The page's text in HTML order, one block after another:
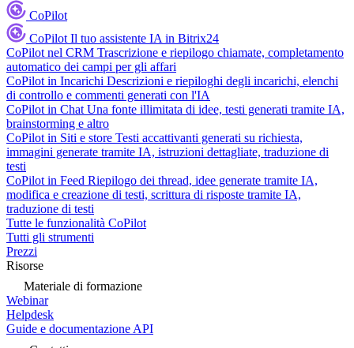
CoPilot
CoPilot Il tuo assistente IA in Bitrix24
CoPilot nel CRM Trascrizione e riepilogo chiamate, completamento
automatico dei campi per gli affari
CoPilot in Incarichi Descrizioni e riepiloghi degli incarichi, elenchi
di controllo e commenti generati con l'IA
CoPilot in Chat Una fonte illimitata di idee, testi generati tramite IA,
brainstorming e altro
CoPilot in Siti e store Testi accattivanti generati su richiesta,
immagini generate tramite IA, istruzioni dettagliate, traduzione di
testi
CoPilot in Feed Riepilogo dei thread, idee generate tramite IA,
modifica e creazione di testi, scrittura di risposte tramite IA,
traduzione di testi
Tutte le funzionalità CoPilot
Tutti gli strumenti
Prezzi
Risorse
Materiale di formazione
Webinar
Helpdesk
Guide e documentazione API